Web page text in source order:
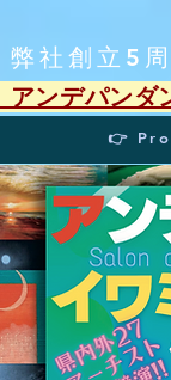
弊社創立5
アンデパン
👉